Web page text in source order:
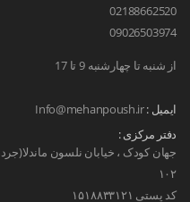
02188662520
09026503974
از شنبه تا چهارشنبه 9 تا 17
ایمیل :Info@mehanpoush.ir
دفتر مرکزی :
۱۰۲
کد پستی ۱۵۱۸۸۳۳۱۲۱